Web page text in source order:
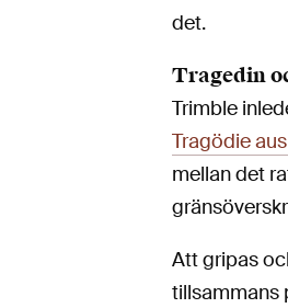
det.
Tragedin
Trimble
Tragödie
mellan det
Att gripas
tillsammans